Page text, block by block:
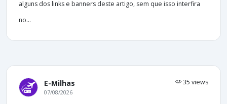
alguns dos links e banners deste artigo, sem que isso interfira
no...
E-Milhas 35 views
07/08/2026